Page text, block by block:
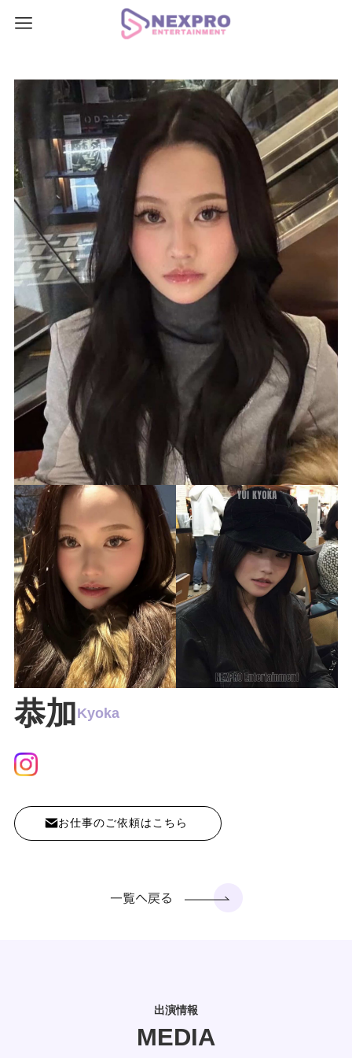
恭加Kyoka
お仕事のご依頼はこちら
出演情報
MEDIA